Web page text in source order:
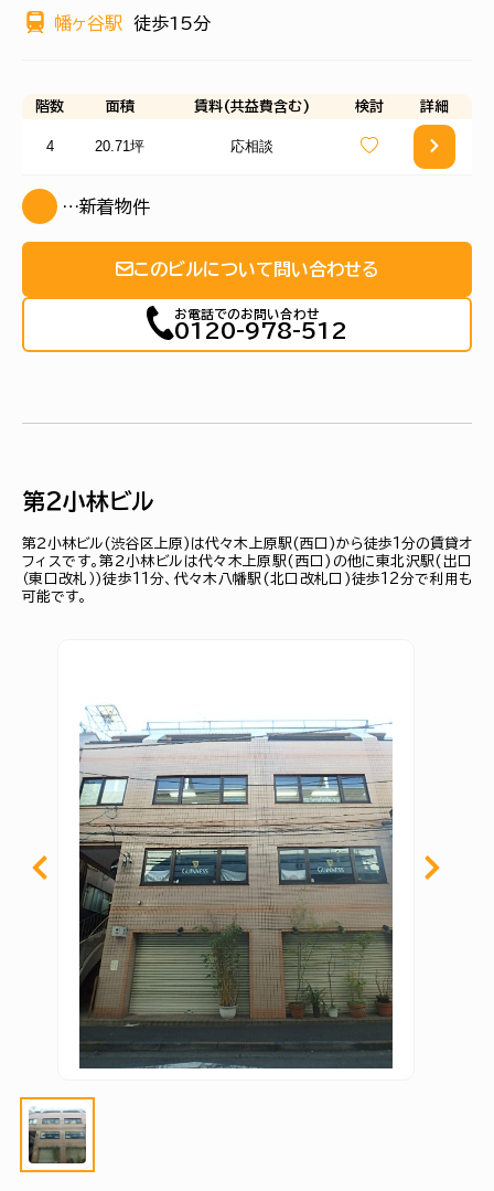
幡ヶ谷駅 徒歩15分
階数 面積 賃料(共益費含む) 検討 詳細
4 20.71坪 応相談
…新着物件
このビルについて問い合わせる
お電話でのお問い合わせ
0120-978-512
第２小林ビル
第２小林ビル(渋谷区上原)は代々木上原駅(西口)から徒歩1分の賃貸オ
フィスです。第２小林ビルは代々木上原駅(西口)の他に東北沢駅(出口
（東口改札）)徒歩11分、代々木八幡駅(北口改札口)徒歩12分で利用も
可能です。